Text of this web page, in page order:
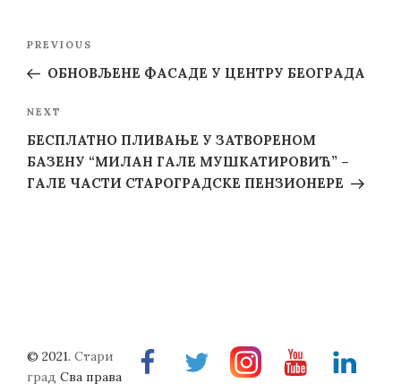
Previous
Post
PREVIOUS
ОБНОВЉЕНЕ ФАСАДЕ У ЦЕНТРУ БЕОГРАДА
Next
Post
NEXT
БЕСПЛАТНО ПЛИВАЊЕ У ЗАТВОРЕНОМ
БАЗЕНУ “МИЛАН ГАЛЕ МУШКАТИРОВИЋ” –
ГАЛЕ ЧАСТИ СТАРОГРАДСКЕ ПЕНЗИОНЕРЕ
FacebookTwitterInstragramYoutubeLinkedin
© 2021. Стари
град Сва права